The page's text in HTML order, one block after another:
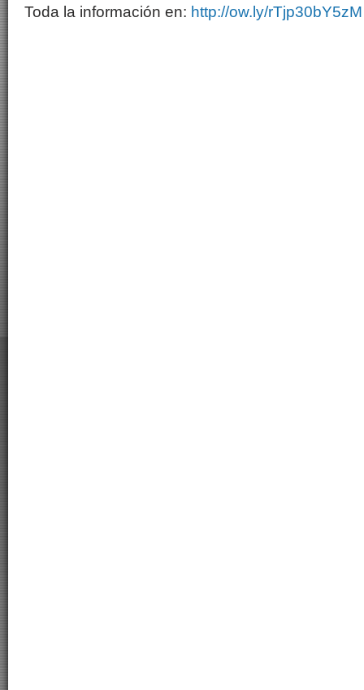
Toda la información en: http://ow.ly/rTjp30bY5zM